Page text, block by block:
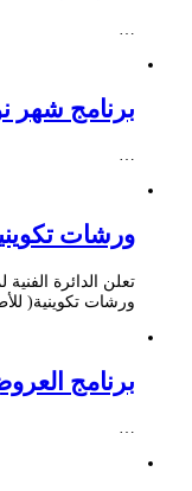
…
برنامج شهر
ورشات
تعلن الدائرة
ورشات تكوينية(
برنامج العروض